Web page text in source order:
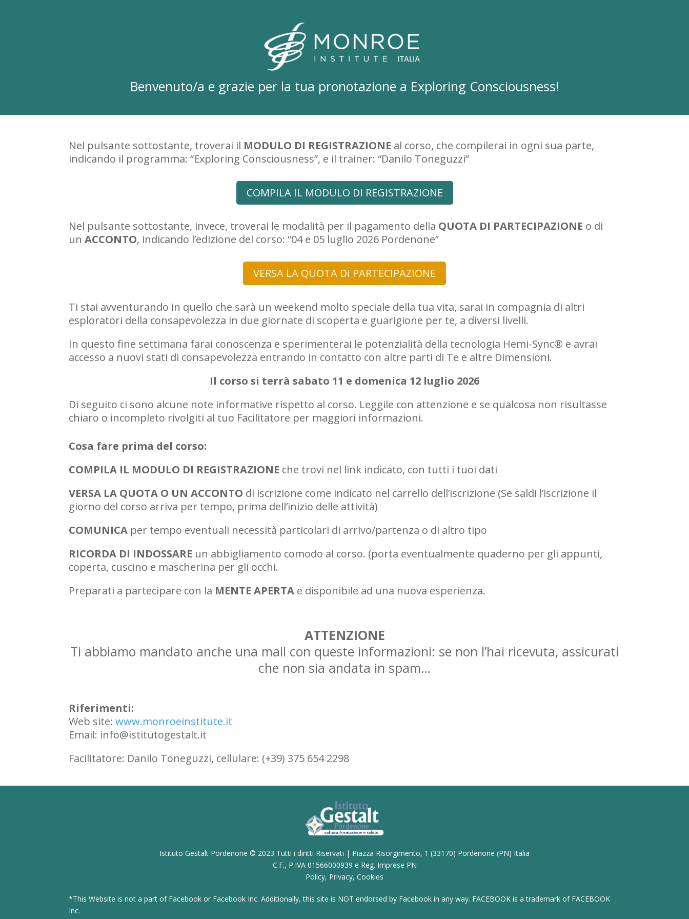
Benvenuto/a e grazie per la tua pronotazione a Exploring Consciousness!
Nel pulsante sottostante, troverai il MODULO DI REGISTRAZIONE al corso, che compilerai in ogni sua parte,
indicando il programma: “Exploring Consciousness”, e il trainer: “Danilo Toneguzzi”
COMPILA IL MODULO DI REGISTRAZIONE
Nel pulsante sottostante, invece, troverai le modalità per il pagamento della QUOTA DI PARTECIPAZIONE o di
unACCONTO, indicando l’edizione del corso: “04 e 05 luglio 2026 Pordenone”
VERSA LA QUOTA DI PARTECIPAZIONE
Ti stai avventurando in quello che sarà un weekend molto speciale della tua vita, sarai in compagnia di altri
esploratori della consapevolezza in due giornate di scoperta e guarigione per te, a diversi livelli.
In questo fine settimana farai conoscenza e sperimenterai le potenzialità della tecnologia Hemi-Sync® e avrai
accesso a nuovi stati di consapevolezza entrando in contatto con altre parti di Te e altre Dimensioni.
Il corso si terrà sabato 11 e domenica 12 luglio 2026
Di seguito ci sono alcune note informative rispetto al corso. Leggile con attenzione e se qualcosa non risultasse
chiaro o incompleto rivolgiti al tuo Facilitatore per maggiori informazioni.
Cosa fare prima del corso:
COMPILA IL MODULO DI REGISTRAZIONE che trovi nel link indicato, con tutti i tuoi dati
VERSA LA QUOTA O UN ACCONTO di iscrizione come indicato nel carrello dell’iscrizione (Se saldi l’iscrizione il
giorno del corso arriva per tempo, prima dell’inizio delle attività)
COMUNICA per tempo eventuali necessità particolari di arrivo/partenza o di altro tipo
RICORDA DI INDOSSARE un abbigliamento comodo al corso. (porta eventualmente quaderno per gli appunti,
coperta, cuscino e mascherina per gli occhi.
Preparati a partecipare con la MENTE APERTA e disponibile ad una nuova esperienza.
ATTENZIONE
Ti abbiamo mandato anche una mail con queste informazioni: se non l’hai ricevuta, assicurati
che non sia andata in spam…
Riferimenti:
Web site:www.monroeinstitute.it
Email: info@istitutogestalt.it
Facilitatore: Danilo Toneguzzi, cellulare: (+39) 375 654 2298
Istituto Gestalt Pordenone © 2023 Tutti i diritti Riservati | Piazza Risorgimento, 1 (33170) Pordenone (PN) Italia
C.F., P.IVA 01566000939 e Reg. Imprese PN
Policy, Privacy, Cookies
*This Website is not a part of Facebook or Facebook Inc. Additionally, this site is NOT endorsed by Facebook in any way. FACEBOOK is a trademark of FACEBOOK
Inc.